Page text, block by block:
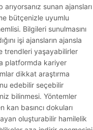
sunan ajansları
bütçenizle uyumlu
Bilgileri sunulmasını
işi ajansların ajansla
trendleri yaşayabilirler
platformda kariyer
dikkat araştırma
edebilir seçebilir
bilinmesi. Yöntemler
kan basıncı dokuları
oluşturabilir hamilelik